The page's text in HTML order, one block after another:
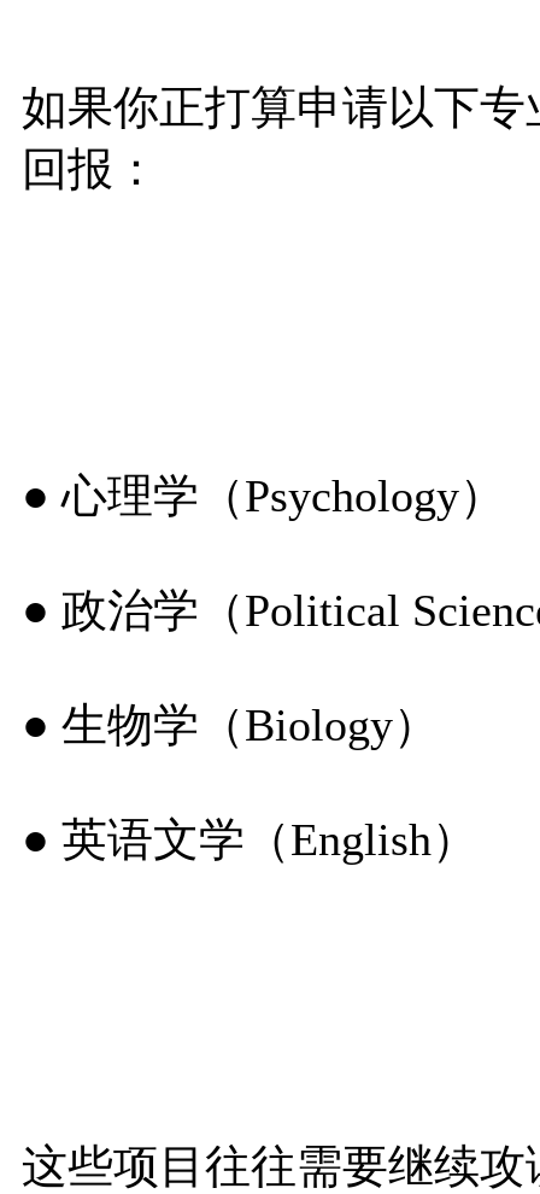
如果你正打算申请以下
回报：
● 心理学（Psychology）
● 政治学（Political
● 生物学（Biology）
● 英语文学（English）
这些项目往往需要继续